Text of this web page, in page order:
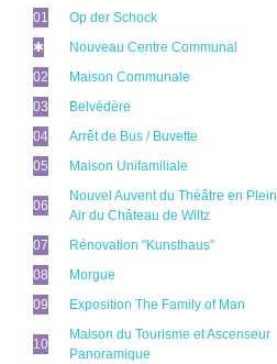
01
Op der Schock
✱
Nouveau Centre Communal
02
Maison Communale
03
Belvédère
04
Arrêt de Bus / Buvette
05
Maison Unifamiliale
06
Nouvel Auvent du Théâtre en Plein
Air du Château de Wiltz
07
Rénovation "Kunsthaus"
08
Morgue
09
Exposition The Family of Man
10
Maison du Tourisme et Ascenseur
Panoramique